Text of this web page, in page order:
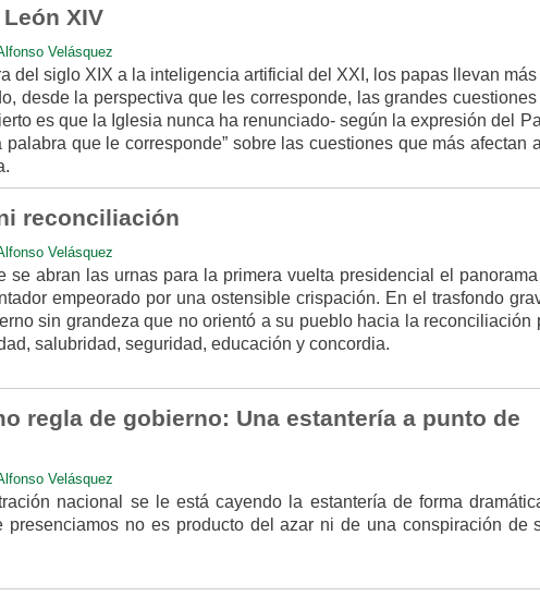
XIV
Velásquez
del siglo XIX a la inteligencia artificial del XXI, los papas llevan
desde la perspectiva que les corresponde, las grandes cuestiones
es que la Iglesia nunca ha renunciado- según la expresión del
palabra que le corresponde” sobre las cuestiones que más afectan
reconciliación
Velásquez
se abran las urnas para la primera vuelta presidencial el
empeorado por una ostensible crispación. En el trasfondo
sin grandeza que no orientó a su pueblo hacia la reconciliación
salubridad, seguridad, educación y concordia.
regla de gobierno: Una estantería a punto de
Velásquez
nacional se le está cayendo la estantería de forma
presenciamos no es producto del azar ni de una conspiración de